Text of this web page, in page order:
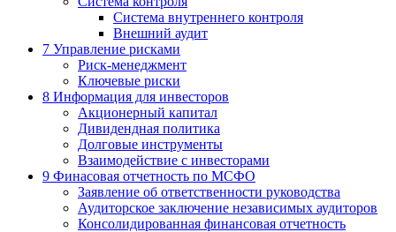
Система внутреннего контроля
Внешний аудит
7 Управление рисками
Риск-менеджмент
Ключевые риски
8 Информация для инвесторов
Акционерный капитал
Дивидендная политика
Долговые инструменты
Взаимодействие с инвеcторами
9 Финасовая отчетность по МСФО
Заявление об ответственности руководства
Аудиторское заключение независимых аудиторов
Консолидированная финансовая отчетность